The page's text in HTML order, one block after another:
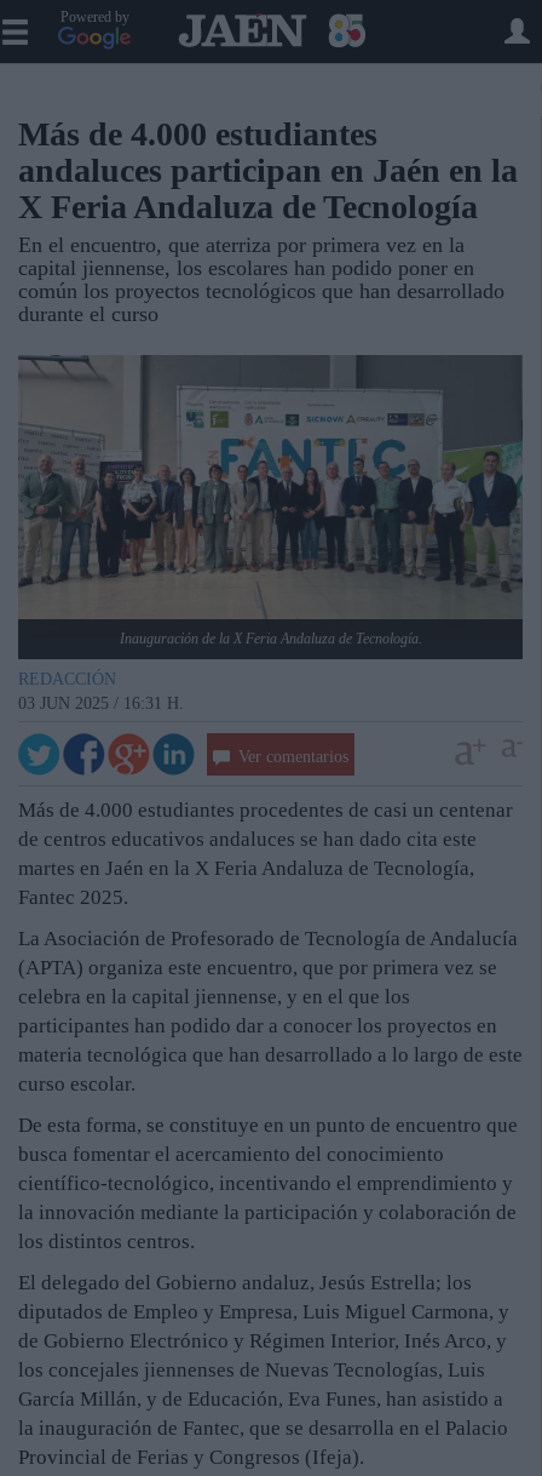
Powered by
Más de 4.000 estudiantes
andaluces participan en Jaén en la
X Feria Andaluza de Tecnología
En el encuentro, que aterriza por primera vez en la
capital jiennense, los escolares han podido poner en
común los proyectos tecnológicos que han desarrollado
durante el curso
Inauguración de la X Feria Andaluza de Tecnología.
REDACCIÓN
03 JUN 2025 / 16:31 H.
Ver comentarios
Más de 4.000 estudiantes procedentes de casi un centenar
de centros educativos andaluces se han dado cita este
martes en Jaén en la X Feria Andaluza de Tecnología,
Fantec 2025.
La Asociación de Profesorado de Tecnología de Andalucía
(APTA) organiza este encuentro, que por primera vez se
celebra en la capital jiennense, y en el que los
participantes han podido dar a conocer los proyectos en
materia tecnológica que han desarrollado a lo largo de este
curso escolar.
De esta forma, se constituye en un punto de encuentro que
busca fomentar el acercamiento del conocimiento
científico-tecnológico, incentivando el emprendimiento y
la innovación mediante la participación y colaboración de
los distintos centros.
El delegado del Gobierno andaluz, Jesús Estrella; los
diputados de Empleo y Empresa, Luis Miguel Carmona, y
de Gobierno Electrónico y Régimen Interior, Inés Arco, y
los concejales jiennenses de Nuevas Tecnologías, Luis
García Millán, y de Educación, Eva Funes, han asistido a
la inauguración de Fantec, que se desarrolla en el Palacio
Provincial de Ferias y Congresos (Ifeja).